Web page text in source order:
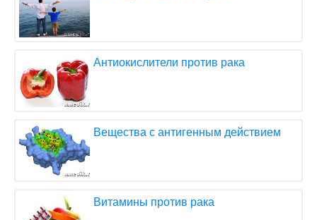
Антиокислители против рака
Вещества с антигенным действием
Витамины против рака